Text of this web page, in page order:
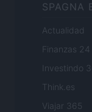
SPAGNA
Actualidad
Finanzas 24
Investindo
Think.es
Viajar 365